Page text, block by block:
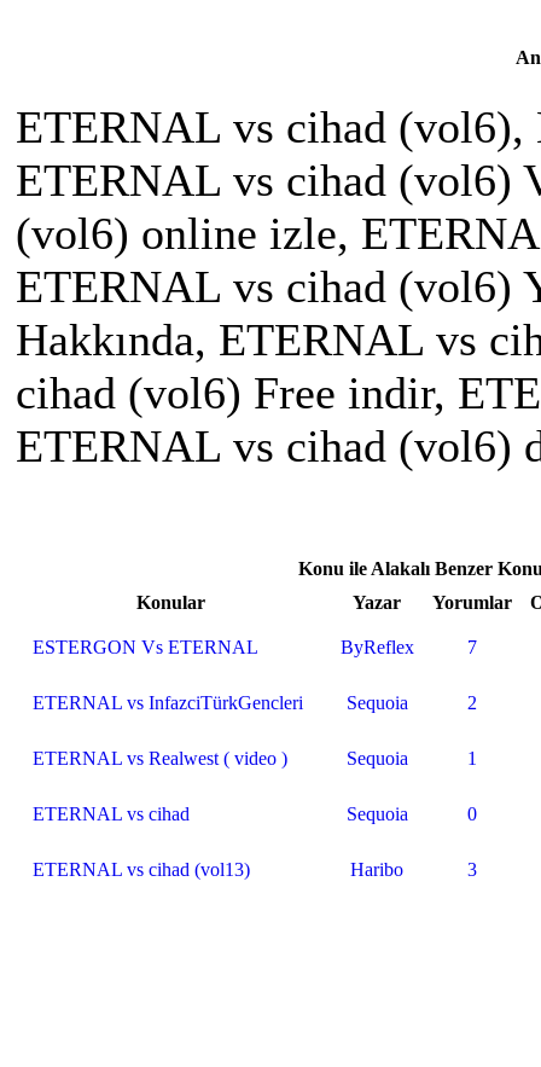
ETERNAL vs cihad
ETERNAL vs cihad (vol6)
(vol6) online izle,
ETERNAL vs cihad (vol6)
Hakkında, ETERNAL vs
cihad (vol6) Free indir,
ETERNAL vs cihad (vol6)
Konu ile Alakalı Benzer
Konular
Yazar Yorumlar
ESTERGON Vs ETERNAL ByReflex 7
ETERNAL vs InfazciTürkGencleri Sequoia 2
ETERNAL vs Realwest ( video ) Sequoia 1
ETERNAL vs cihad Sequoia 0
ETERNAL vs cihad (vol13) Haribo 3